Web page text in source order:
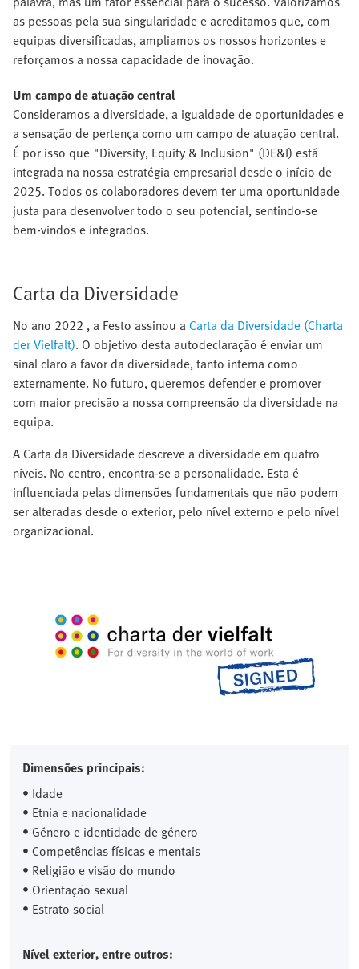
as pessoas pela sua singularidade e acreditamos que, com
equipas diversificadas, ampliamos os nossos horizontes e
reforçamos a nossa capacidade de inovação.
Um campo de atuação central
Consideramos a diversidade, a igualdade de oportunidades e
a sensação de pertença como um campo de atuação central.
É por isso que "Diversity, Equity & Inclusion" (DE&I) está
integrada na nossa estratégia empresarial desde o início de
2025. Todos os colaboradores devem ter uma oportunidade
justa para desenvolver todo o seu potencial, sentindo-se
bem-vindos e integrados.
Carta da Diversidade
No ano 2022 , a Festo assinou aCarta da Diversidade (Charta
der Vielfalt). O objetivo desta autodeclaração é enviar um
sinal claro a favor da diversidade, tanto interna como
externamente. No futuro, queremos defender e promover
com maior precisão a nossa compreensão da diversidade na
equipa.
A Carta da Diversidade descreve a diversidade em quatro
níveis. No centro, encontra-se a personalidade. Esta é
influenciada pelas dimensões fundamentais que não podem
ser alteradas desde o exterior, pelo nível externo e pelo nível
organizacional.
Dimensões principais:
• Idade
• Etnia e nacionalidade
• Género e identidade de género
• Competências físicas e mentais
• Religião e visão do mundo
• Orientação sexual
• Estrato social
Nível exterior, entre outros: